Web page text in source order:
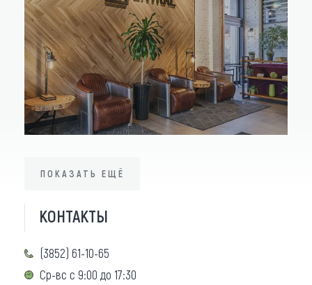
ПОКАЗАТЬ ЕЩЁ
Ресторан-
«Бирдок»
Дом-
«Ясная
Поляна»
Ресторация
«Горная
аптека»
КОНТАКТЫ
(3852) 61-10-65
Ср-вс с 9:00 до 17:30